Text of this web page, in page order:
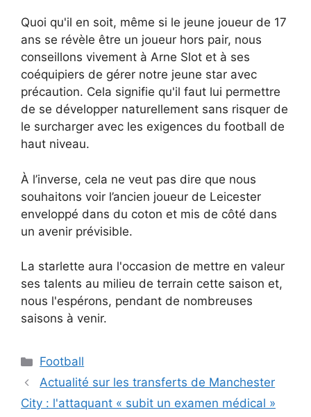
Quoi qu'il en soit, même si le jeune joueur de 17
ans se révèle être un joueur hors pair, nous
conseillons vivement à Arne Slot et à ses
coéquipiers de gérer notre jeune star avec
précaution. Cela signifie qu'il faut lui permettre
de se développer naturellement sans risquer de
le surcharger avec les exigences du football de
haut niveau.
À l’inverse, cela ne veut pas dire que nous
souhaitons voir l’ancien joueur de Leicester
enveloppé dans du coton et mis de côté dans
un avenir prévisible.
La starlette aura l'occasion de mettre en valeur
ses talents au milieu de terrain cette saison et,
nous l'espérons, pendant de nombreuses
saisons à venir.
Catégories
Football
Actualité sur les transferts de Manchester
City : l'attaquant « subit un examen médical »